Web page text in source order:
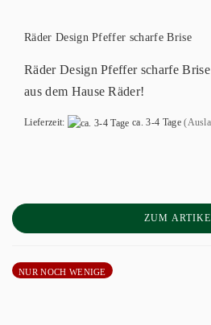
Räder Design Pfeffer scharfe Brise
Räder Design Pfeffer scharfe
aus dem Hause Räder!
Lieferzeit: ca. 3-4 Tage
ZUM
NUR NOCH WENIGE